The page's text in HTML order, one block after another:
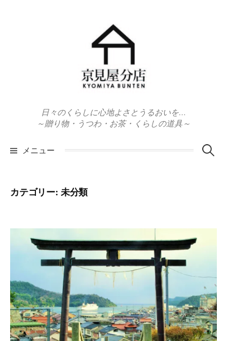
日々のくらしに心地よさとうるおいを…
～贈り物・うつわ・お茶・くらしの道具～
メニュー 検
カテゴリー: 未分類